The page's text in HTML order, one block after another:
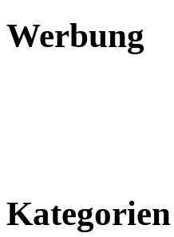
Werbung
Kategorien